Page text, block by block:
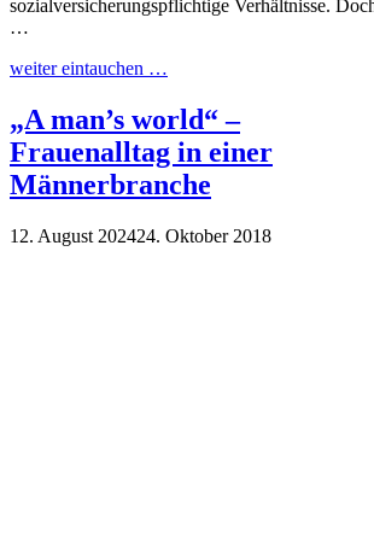
sozialversicherungspflichtige Verhältnisse.
…
weiter eintauchen …
„A man’s world“ –
Frauenalltag in einer
Männerbranche
12. August 202424. Oktober 2018